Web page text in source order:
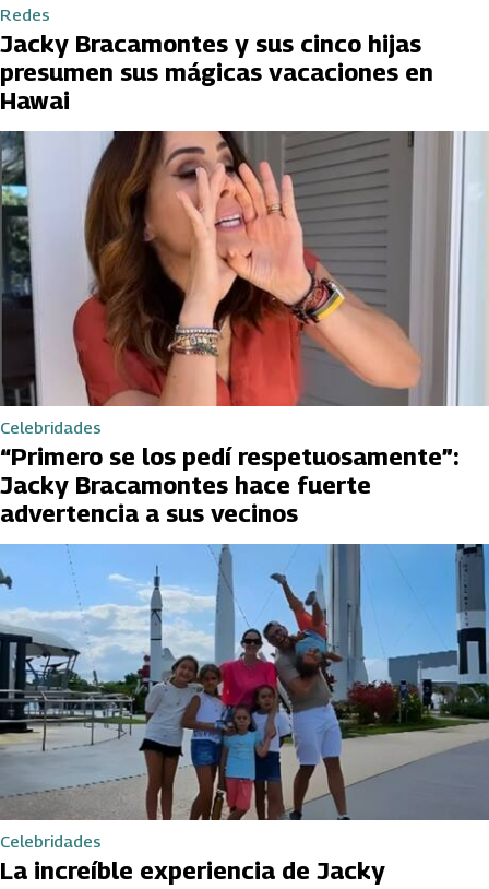
Redes
Jacky Bracamontes y sus cinco hijas
presumen sus mágicas vacaciones en
Hawai
Celebridades
“Primero se los pedí respetuosamente”:
Jacky Bracamontes hace fuerte
advertencia a sus vecinos
Celebridades
La increíble experiencia de Jacky